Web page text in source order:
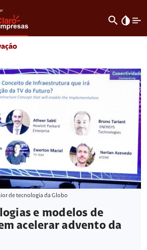
search invert_colors
de tecnologia da Globo
e modelos de
acelerar advento da